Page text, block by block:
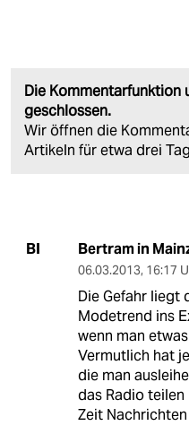
Die Kommentarfunktion
geschlossen.
Wir öffnen die
Artikeln für etwa drei
BI Bertram in
06.03.2013, 16:17
Die Gefahr liegt
Modetrend ins
wenn man
Vermutlich hat
die man
das Radio
Zeit